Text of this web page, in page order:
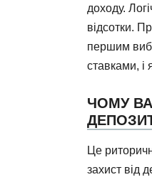
доходу.
відсотки.
першим
ставками,
ЧОМУ
Це
захист від